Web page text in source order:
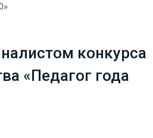
конкурса
«Педагог года